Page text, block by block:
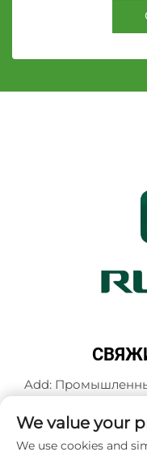
Add:
провинция
Тел.:+86-
We value your
We use cookies and